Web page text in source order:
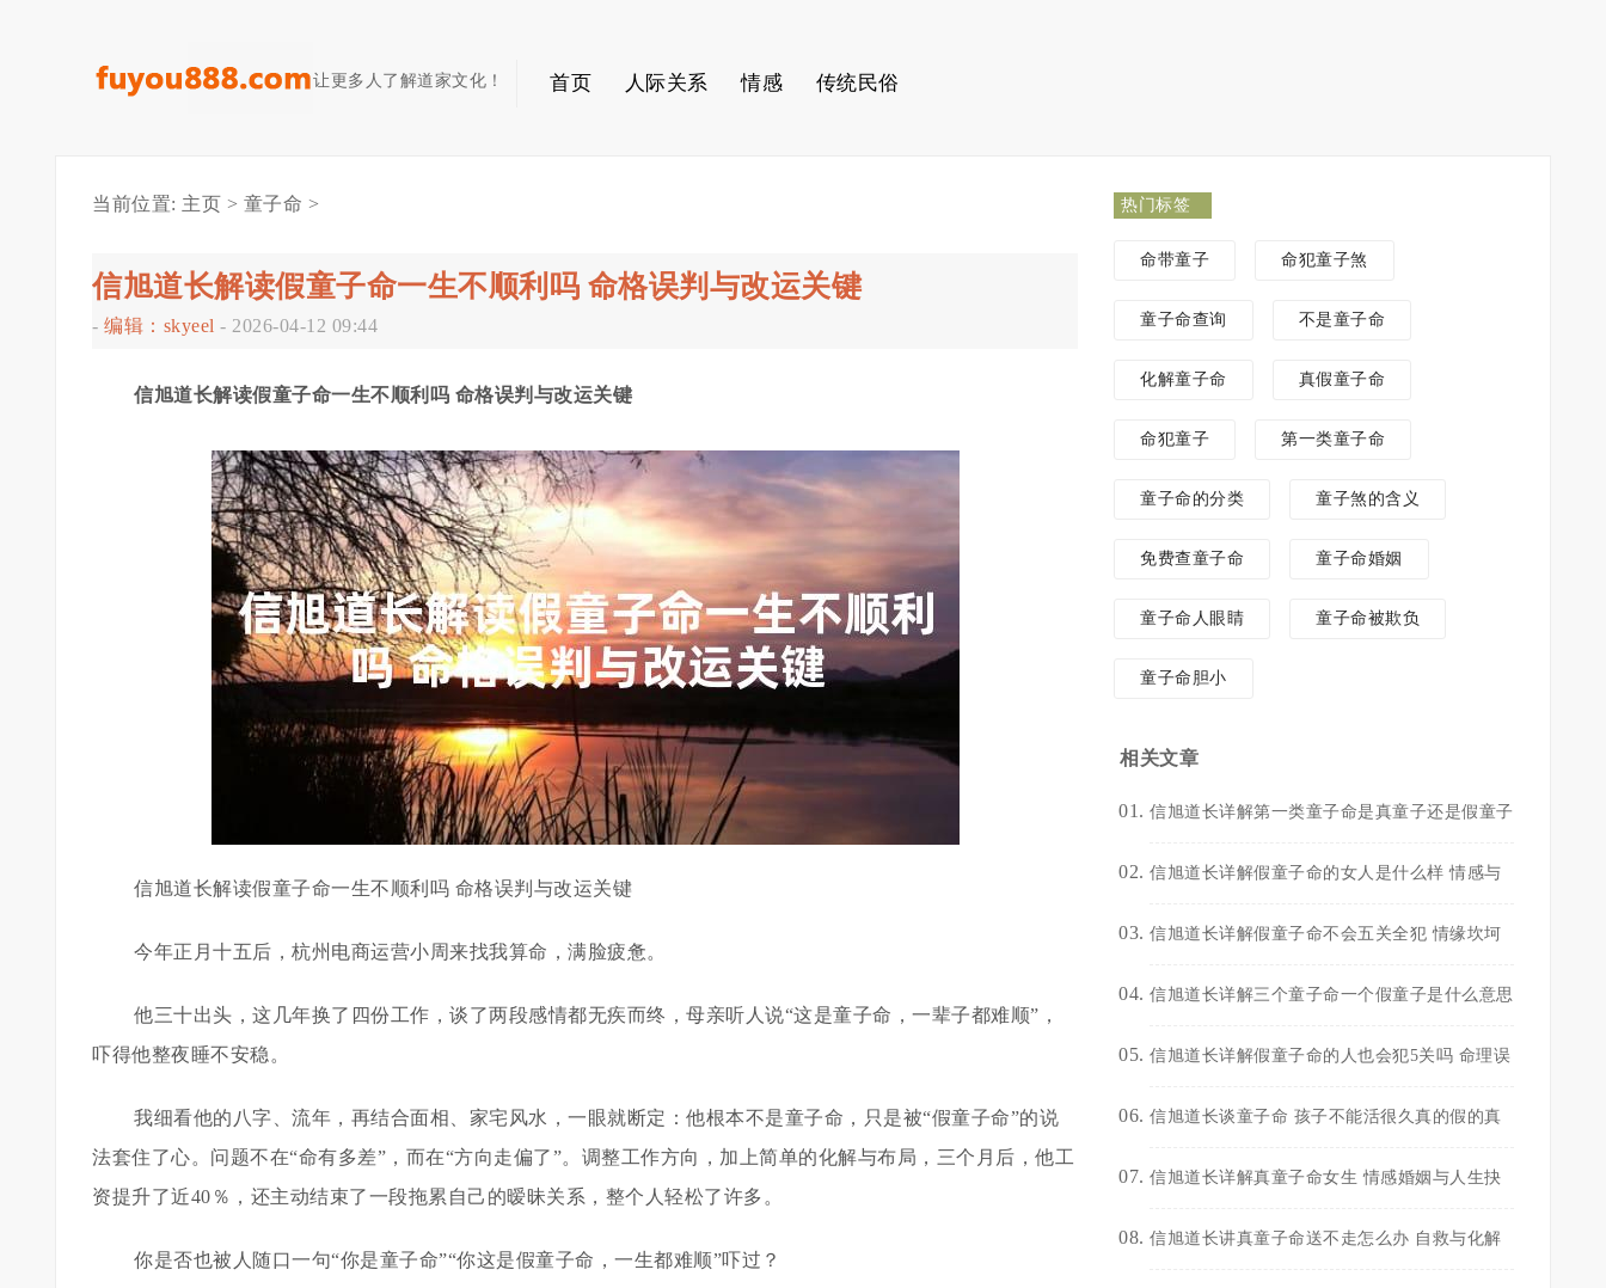
让更多人了解道家文化！ 首页 人际关系 情感 传统民俗
当前位置: 主页 > 童子命 >
信旭道长解读假童子命一生不顺利吗 命格误判与改运关键
- 编辑：skyeel - 2026-04-12 09:44
信旭道长解读假童子命一生不顺利吗 命格误判与改运关键
信旭道长解读假童子命一生不顺利吗 命格误判与改运关键
今年正月十五后，杭州电商运营小周来找我算命，满脸疲惫。
他三十出头，这几年换了四份工作，谈了两段感情都无疾而终，母亲听人说“这是童子命，一辈子都难顺”，
吓得他整夜睡不安稳。
我细看他的八字、流年，再结合面相、家宅风水，一眼就断定：他根本不是童子命，只是被“假童子命”的说
法套住了心。问题不在“命有多差”，而在“方向走偏了”。调整工作方向，加上简单的化解与布局，三个月后，他工
资提升了近40％，还主动结束了一段拖累自己的暧昧关系，整个人轻松了许多。
你是否也被人随口一句“你是童子命”“你这是假童子命，一生都难顺”吓过？
热门标签
命带童子 命犯童子煞
童子命查询 不是童子命
化解童子命 真假童子命
命犯童子 第一类童子命
童子命的分类 童子煞的含义
免费查童子命 童子命婚姻
童子命人眼睛 童子命被欺负
童子命胆小
相关文章
信旭道长详解第一类童子命是真童子还是假童子
信旭道长详解假童子命的女人是什么样 情感与
信旭道长详解假童子命不会五关全犯 情缘坎坷
信旭道长详解三个童子命一个假童子是什么意思
信旭道长详解假童子命的人也会犯5关吗 命理误
信旭道长谈童子命 孩子不能活很久真的假的真
信旭道长详解真童子命女生 情感婚姻与人生抉
信旭道长讲真童子命送不走怎么办 自救与化解